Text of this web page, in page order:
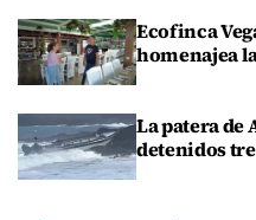
Ecofinca
homenajea
La patera
detenidos